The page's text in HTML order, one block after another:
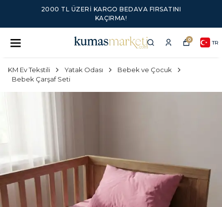
2000 TL ÜZERI KARGO BEDAVA FIRSATINI
KAÇIRMA!
0 TR
KM Ev Tekstili Yatak Odası
Bebek ve Çocuk
Bebek Çarşaf Seti